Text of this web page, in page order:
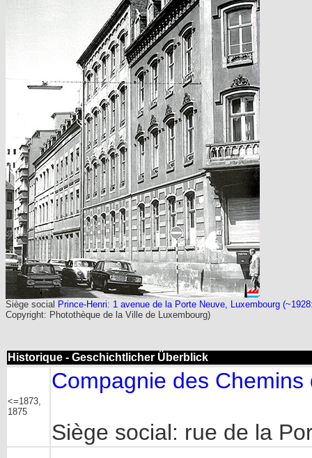
Siège social Prince-Henri: 1 avenue de la Porte Neuve, Luxembourg
Copyright: Photothèque de la Ville de Luxembourg)
Historique - Geschichtlicher Überblick
<=1873,
1875
Compagnie des
Siège social: rue de la